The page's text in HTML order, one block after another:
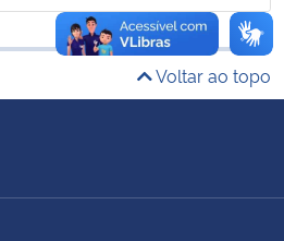
dos Direitos Humanos
Voltar ao topo